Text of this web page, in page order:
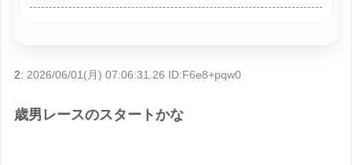
2: 2026/06/01(月) 07:06:31.26 ID:F6e8+pqw0
歳男レースのスタートかな